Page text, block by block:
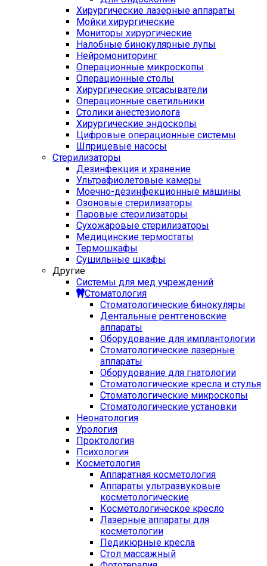
Хирургические лазерные аппараты
Мойки хирургические
Мониторы хирургические
Налобные бинокулярные лупы
Нейромониторинг
Операционные микроскопы
Операционные столы
Хирургические отсасыватели
Операционные светильники
Столики анестезиолога
Хирургические эндоскопы
Цифровые операционные системы
Шприцевые насосы
Стерилизаторы
Дезинфекция и хранение
Ультрафиолетовые камеры
Моечно-дезинфекционные машины
Озоновые стерилизаторы
Паровые стерилизаторы
Сухожаровые стерилизаторы
Медицинские термостаты
Термошкафы
Сушильные шкафы
Другие
Системы для мед учреждений
Стоматология
Стоматологические бинокуляры
Дентальные рентгеновские
аппараты
Оборудование для имплантологии
Стоматологические лазерные
аппараты
Оборудование для гнатологии
Стоматологические кресла и стулья
Стоматологические микроскопы
Стоматологические установки
Неонатология
Урология
Проктология
Психология
Косметология
Аппаратная косметология
Аппараты ультразвуковые
косметологические
Косметологическое кресло
Лазерные аппараты для
косметологии
Педикюрные кресла
Стол массажный